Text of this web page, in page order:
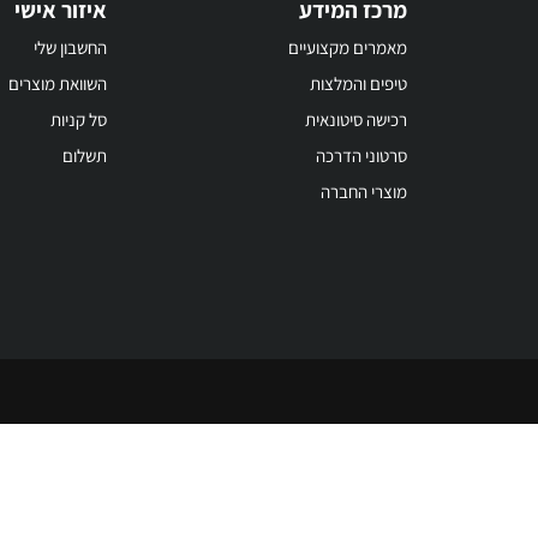
מרכז המידע
מאמרים מקצועיים
טיפים והמלצות
רכישה סיטונאית
סרטוני הדרכה
מוצרי החברה
איזור אישי
החשבון שלי
השוואת מוצרים
סל קניות
תשלום